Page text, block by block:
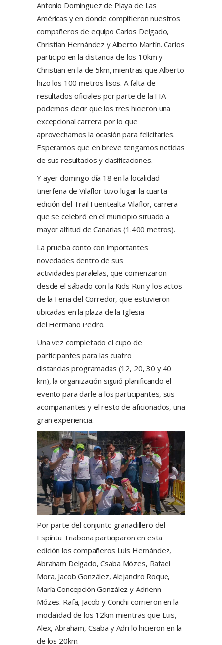
Antonio Domínguez de Playa de Las
Américas y en donde compitieron nuestros
compañeros de equipo Carlos Delgado,
Christian Hernández y Alberto Martín. Carlos
participo en la distancia de los 10km y
Christian en la de 5km, mientras que Alberto
hizo los 100 metros lisos. A falta de
resultados oficiales por parte de la FIA
podemos decir que los tres hicieron una
excepcional carrera por lo que
aprovechamos la ocasión para felicitarles.
Esperamos que en breve tengamos noticias
de sus resultados y clasificaciones.
Y ayer domingo día 18 en la localidad
tinerfeña de Vilaflor tuvo lugar la cuarta
edición del Trail Fuentealta Vilaflor, carrera
que se celebró en el municipio situado a
mayor altitud de Canarias (1.400 metros).
La prueba conto con importantes
novedades dentro de sus
actividades paralelas, que comenzaron
desde el sábado con la Kids Run y los actos
de la Feria del Corredor, que estuvieron
ubicadas en la plaza de la Iglesia
del Hermano Pedro.
Una vez completado el cupo de
participantes para las cuatro
distancias programadas (12, 20, 30 y 40
km), la organización siguió planificando el
evento para darle a los participantes, sus
acompañantes y el resto de aficionados, una
gran experiencia.
Por parte del conjunto granadillero del
Espíritu Triabona participaron en esta
edición los compañeros Luis Hernández,
Abraham Delgado, Csaba Mózes, Rafael
Mora, Jacob González, Alejandro Roque,
María Concepción González y Adrienn
Mózes. Rafa, Jacob y Conchi corrieron en la
modalidad de los 12km mientras que Luis,
Alex, Abraham, Csaba y Adri lo hicieron en la
de los 20km.